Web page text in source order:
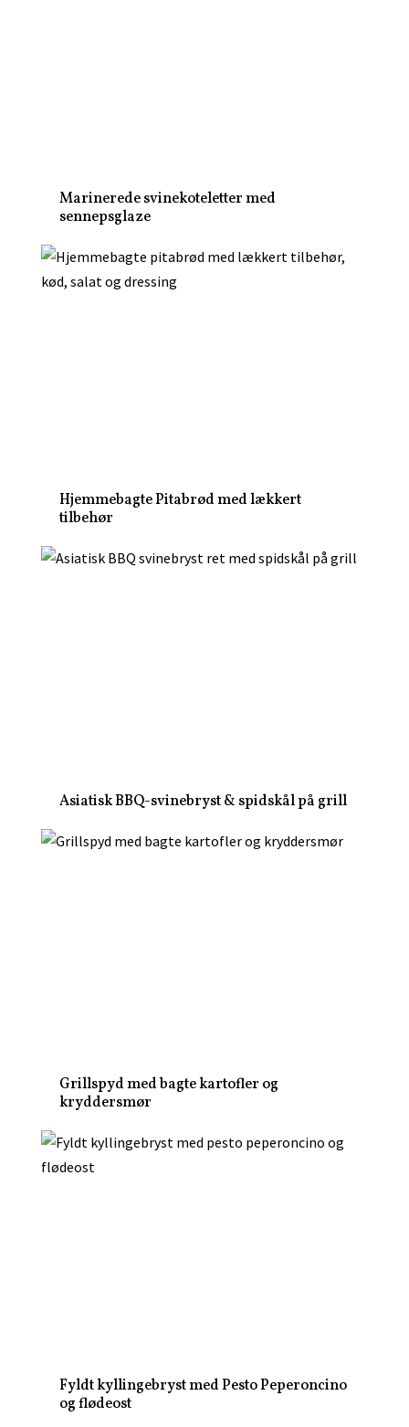
Marinerede svinekoteletter med
sennepsglaze
Hjemmebagte Pitabrød med lækkert
tilbehør
Asiatisk BBQ-svinebryst & spidskål på grill
Grillspyd med bagte kartofler og
kryddersmør
Fyldt kyllingebryst med Pesto Peperoncino
og flødeost